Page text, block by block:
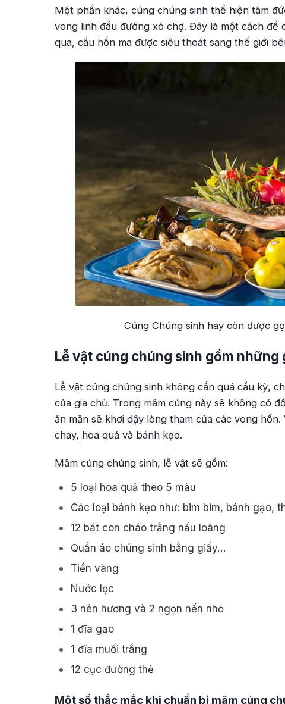
Một phần khác, cúng chúng sinh thể hiện tâm
vong linh đầu đường xó chợ. Đây là một cách để
qua, cầu hồn ma được siêu thoát sang thế giới
Cúng Chúng sinh hay còn được
Lễ vật cúng chúng sinh gồm những
Lễ vật cúng chúng sinh không cần quá cầu kỳ,
của gia chủ. Trong mâm cúng này sẽ không có
ăn mặn sẽ khơi dậy lòng tham của các vong
chay, hoa quả và bánh kẹo.
Mâm cúng chúng sinh, lễ vật sẽ gồm:
5 loại hoa quả theo 5 màu
Các loại bánh kẹo như: bim bim, bánh gạo,
12 bát con cháo trắng nấu loãng
Quần áo chúng sinh bằng giấy…
Tiền vàng
Nước lọc
3 nén hương và 2 ngọn nến nhỏ
1 đĩa gạo
1 đĩa muối trắng
12 cục đường thẻ
Một số thắc mắc khi chuẩn bị mâm cúng